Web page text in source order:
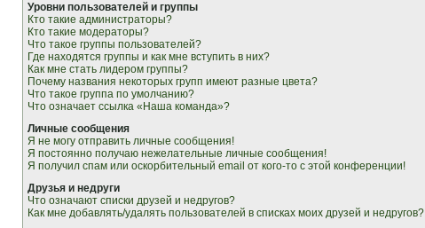
Уровни пользователей и группы
Кто такие администраторы?
Кто такие модераторы?
Что такое группы пользователей?
Где находятся группы и как мне вступить в них?
Как мне стать лидером группы?
Почему названия некоторых групп имеют разные цвета?
Что такое группа по умолчанию?
Что означает ссылка «Наша команда»?
Личные сообщения
Я не могу отправить личные сообщения!
Я постоянно получаю нежелательные личные сообщения!
Я получил спам или оскорбительный email от кого-то с этой конференции!
Друзья и недруги
Что означают списки друзей и недругов?
Как мне добавлять/удалять пользователей в списках моих друзей и недругов?